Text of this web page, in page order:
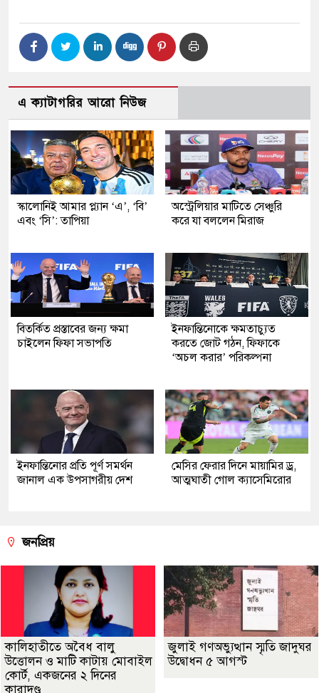
এ ক্যাটাগরির আরো নিউজ
স্কালোনিই আমার প্ল্যান ‘এ’, ‘বি’
এবং ‘সি’: তাপিয়া
অস্ট্রেলিয়ার মাটিতে সেঞ্চুরি
করে যা বললেন মিরাজ
বিতর্কিত প্রস্তাবের জন্য ক্ষমা
চাইলেন ফিফা সভাপতি
ইনফান্তিনোকে ক্ষমতাচ্যুত
করতে জোট গঠন, ফিফাকে
‘অচল করার’ পরিকল্পনা
ইনফান্তিনোর প্রতি পূর্ণ সমর্থন
জানাল এক উপসাগরীয় দেশ
মেসির ফেরার দিনে মায়ামির ড্র,
আত্মঘাতী গোল ক্যাসেমিরোর
জনপ্রিয়
কালিহাতীতে অবৈধ বালু
উত্তোলন ও মাটি কাটায় মোবাইল
কোর্ট, একজনের ২ দিনের
কারাদণ্ড
জুলাই গণঅভ্যুত্থান স্মৃতি জাদুঘর
উদ্বোধন ৫ আগস্ট